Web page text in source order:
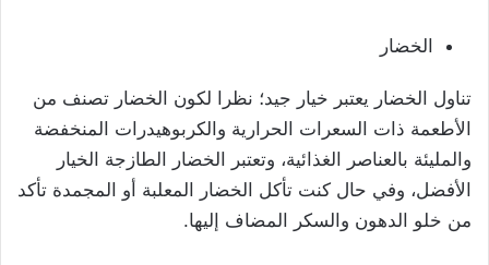
الخضار
تناول الخضار يعتبر خيار جيد؛ نظرا لكون الخضار تصنف من
الأطعمة ذات السعرات الحرارية والكربوهيدرات المنخفضة
والمليئة بالعناصر الغذائية، وتعتبر الخضار الطازجة الخيار
الأفضل، وفي حال كنت تأكل الخضار المعلبة أو المجمدة تأكد
من خلو الدهون والسكر المضاف إليها.